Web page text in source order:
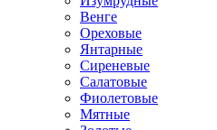
Венге
Ореховые
Янтарные
Сиреневые
Салатовые
Фиолетовые
Мятные